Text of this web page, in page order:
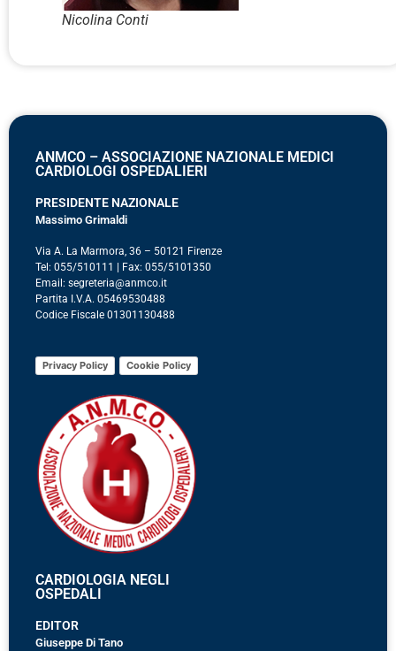
Nicolina Conti
ANMCO – ASSOCIAZIONE NAZIONALE MEDICI
CARDIOLOGI OSPEDALIERI
PRESIDENTE NAZIONALE
Massimo Grimaldi
Via A. La Marmora, 36 – 50121 Firenze
Tel: 055/510111 | Fax: 055/5101350
Email: segreteria@anmco.it
Partita I.V.A. 05469530488
Codice Fiscale 01301130488
Privacy Policy Cookie Policy
CARDIOLOGIA NEGLI
OSPEDALI
EDITOR
Giuseppe Di Tano